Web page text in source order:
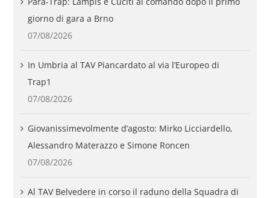
giorno di gara a Brno
07/08/2026
In Umbria al TAV Piancardato al via l’Europeo di
Trap1
07/08/2026
Giovanissimevolmente d’agosto: Mirko Licciardello,
Alessandro Materazzo e Simone Roncen
07/08/2026
Al TAV Belvedere in corso il raduno della Squadra di